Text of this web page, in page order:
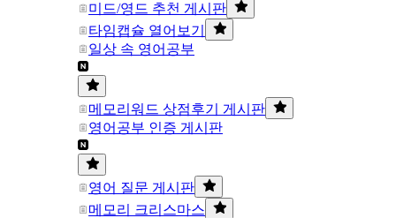
미드/영드 추천 게시판
타임캡슐 열어보기
일상 속 영어공부
메모리워드 상점후기 게시판
영어공부 인증 게시판
영어 질문 게시판
메모리 크리스마스